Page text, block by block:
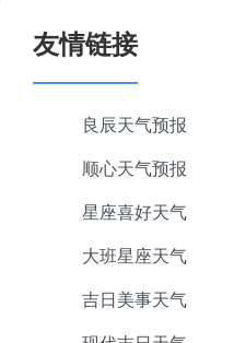
友情链接
良辰天气预报
顺心天气预报
星座喜好天气
大班星座天气
吉日美事天气